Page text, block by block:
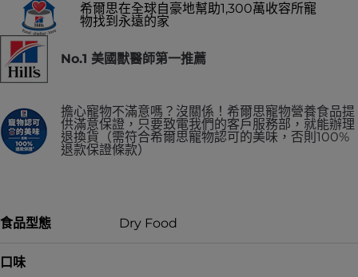
希爾思在全球自豪地幫助1,300萬收容所寵
物找到永遠的家
No.1 美國獸醫師第一推薦
擔心寵物不滿意嗎？沒關係！希爾思寵物營養食品提
供滿意保證，只要致電我們的客戶服務部，就能辦理
退換貨（需符合希爾思寵物認可的美味，否則100%
退款保證條款）
食品型態 Dry Food
口味